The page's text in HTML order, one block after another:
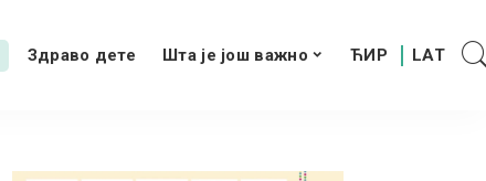
Здраво дете Шта је још важно